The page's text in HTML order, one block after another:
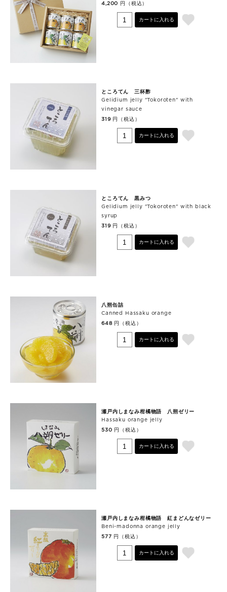
4,200 円（税込）
カートに入れる
ところてん 三杯酢
Gelidium jelly "Tokoroten" with
vinegar sauce
319 円（税込）
カートに入れる
ところてん 黒みつ
Gelidium jelly "Tokoroten" with black
syrup
319 円（税込）
カートに入れる
八朔缶詰
Canned Hassaku orange
648 円（税込）
カートに入れる
瀬戸内しまなみ柑橘物語 八朔ゼリー
Hassaku orange jelly
530 円（税込）
カートに入れる
瀬戸内しまなみ柑橘物語 紅まどんなゼリー
Beni-madonna orange jelly
577 円（税込）
カートに入れる